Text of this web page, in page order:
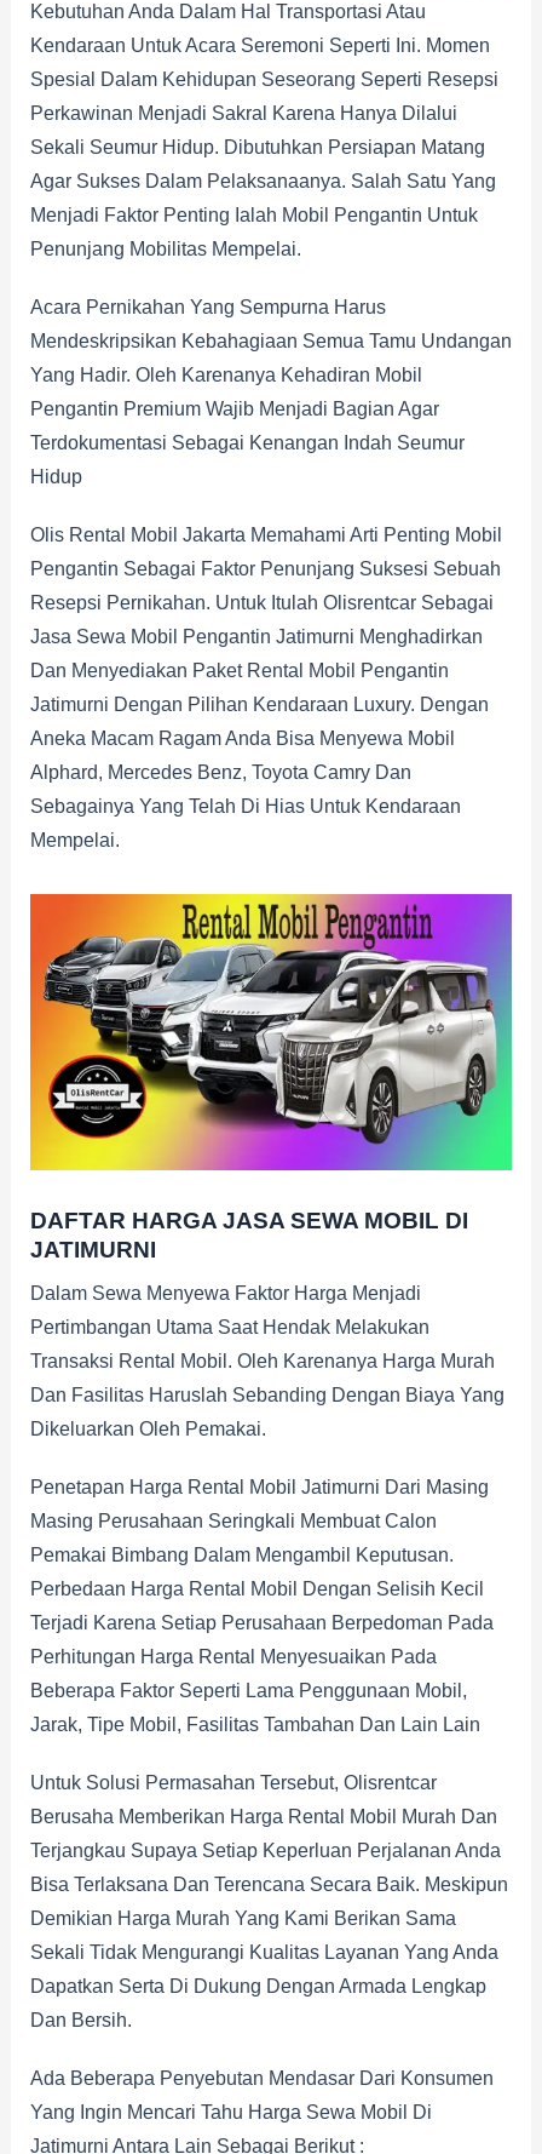
Kebutuhan Anda Dalam Hal Transportasi Atau
Kendaraan Untuk Acara Seremoni Seperti Ini. Momen
Spesial Dalam Kehidupan Seseorang Seperti Resepsi
Perkawinan Menjadi Sakral Karena Hanya Dilalui
Sekali Seumur Hidup. Dibutuhkan Persiapan Matang
Agar Sukses Dalam Pelaksanaanya. Salah Satu Yang
Menjadi Faktor Penting Ialah Mobil Pengantin Untuk
Penunjang Mobilitas Mempelai.
Acara Pernikahan Yang Sempurna Harus
Mendeskripsikan Kebahagiaan Semua Tamu Undangan
Yang Hadir. Oleh Karenanya Kehadiran Mobil
Pengantin Premium Wajib Menjadi Bagian Agar
Terdokumentasi Sebagai Kenangan Indah Seumur
Hidup
Olis Rental Mobil Jakarta Memahami Arti Penting Mobil
Pengantin Sebagai Faktor Penunjang Suksesi Sebuah
Resepsi Pernikahan. Untuk Itulah Olisrentcar Sebagai
Jasa Sewa Mobil Pengantin Jatimurni Menghadirkan
Dan Menyediakan Paket Rental Mobil Pengantin
Jatimurni Dengan Pilihan Kendaraan Luxury. Dengan
Aneka Macam Ragam Anda Bisa Menyewa Mobil
Alphard, Mercedes Benz, Toyota Camry Dan
Sebagainya Yang Telah Di Hias Untuk Kendaraan
Mempelai.
DAFTAR HARGA JASA SEWA MOBIL DI
JATIMURNI
Dalam Sewa Menyewa Faktor Harga Menjadi
Pertimbangan Utama Saat Hendak Melakukan
Transaksi Rental Mobil. Oleh Karenanya Harga Murah
Dan Fasilitas Haruslah Sebanding Dengan Biaya Yang
Dikeluarkan Oleh Pemakai.
Penetapan Harga Rental Mobil Jatimurni Dari Masing
Masing Perusahaan Seringkali Membuat Calon
Pemakai Bimbang Dalam Mengambil Keputusan.
Perbedaan Harga Rental Mobil Dengan Selisih Kecil
Terjadi Karena Setiap Perusahaan Berpedoman Pada
Perhitungan Harga Rental Menyesuaikan Pada
Beberapa Faktor Seperti Lama Penggunaan Mobil,
Jarak, Tipe Mobil, Fasilitas Tambahan Dan Lain Lain
Untuk Solusi Permasahan Tersebut, Olisrentcar
Berusaha Memberikan Harga Rental Mobil Murah Dan
Terjangkau Supaya Setiap Keperluan Perjalanan Anda
Bisa Terlaksana Dan Terencana Secara Baik. Meskipun
Demikian Harga Murah Yang Kami Berikan Sama
Sekali Tidak Mengurangi Kualitas Layanan Yang Anda
Dapatkan Serta Di Dukung Dengan Armada Lengkap
Dan Bersih.
Ada Beberapa Penyebutan Mendasar Dari Konsumen
Yang Ingin Mencari Tahu Harga Sewa Mobil Di
Jatimurni Antara Lain Sebagai Berikut :